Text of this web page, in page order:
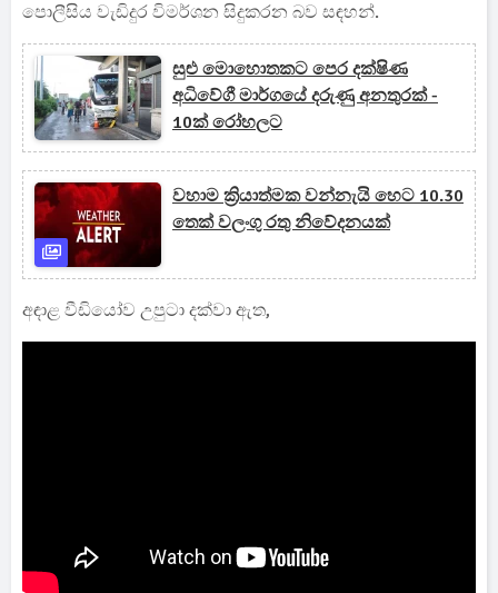
පොලීසිය වැඩිදුර විමර්ශන සිදුකරන බව සඳහන්.
සුළු මොහොතකට පෙර දක්ෂිණ
අධිවේගී මාර්ගයේ දරුණු අනතුරක් -
10ක් රෝහලට
වහාම ක්‍රියාත්මක වන්නැයි හෙට 10.30
තෙක් වලංගු රතු නිවේදනයක්
අඳාළ වීඩියෝව උපුටා දක්වා ඇත,